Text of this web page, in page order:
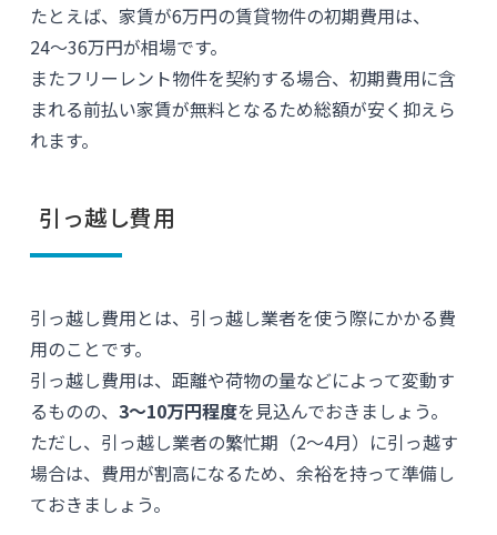
たとえば、家賃が6万円の賃貸物件の初期費用は、
24〜36万円が相場です。
またフリーレント物件を契約する場合、初期費用に含
まれる前払い家賃が無料となるため総額が安く抑えら
れます。
引っ越し費用
引っ越し費用とは、引っ越し業者を使う際にかかる費
用のことです。
引っ越し費用は、距離や荷物の量などによって変動す
るものの、 3〜10万円程度を見込んでおきましょう。
ただし、引っ越し業者の繁忙期（2〜4月）に引っ越す
場合は、費用が割高になるため、余裕を持って準備し
ておきましょう。